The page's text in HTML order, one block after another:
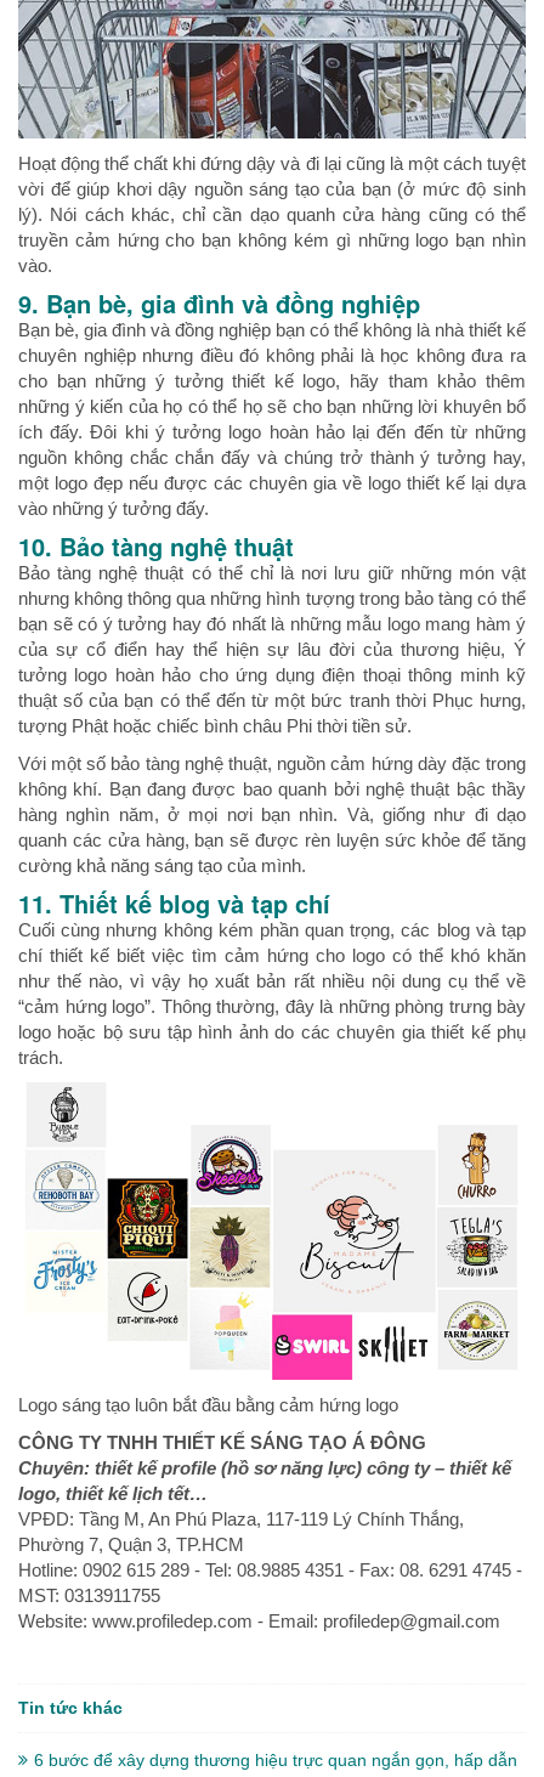
Hoạt động thể chất khi đứng dậy và đi lại cũng là một cách tuyệt
vời để giúp khơi dậy nguồn sáng tạo của bạn (ở mức độ sinh
lý). Nói cách khác, chỉ cần dạo quanh cửa hàng cũng có thể
truyền cảm hứng cho bạn không kém gì những logo bạn nhìn
vào.
9. Bạn bè, gia đình và đồng nghiệp
Bạn bè, gia đình và đồng nghiệp bạn có thể không là nhà thiết kế
chuyên nghiệp nhưng điều đó không phải là học không đưa ra
cho bạn những ý tưởng thiết kế logo, hãy tham khảo thêm
những ý kiến của họ có thể họ sẽ cho bạn những lời khuyên bổ
ích đấy. Đôi khi ý tưởng logo hoàn hảo lại đến đến từ những
nguồn không chắc chắn đấy và chúng trở thành ý tưởng hay,
một logo đẹp nếu được các chuyên gia về logo thiết kế lại dựa
vào những ý tưởng đấy.
10. Bảo tàng nghệ thuật
Bảo tàng nghệ thuật có thể chỉ là nơi lưu giữ những món vật
nhưng không thông qua những hình tượng trong bảo tàng có thể
bạn sẽ có ý tưởng hay đó nhất là những mẫu logo mang hàm ý
của sự cổ điển hay thể hiện sự lâu đời của thương hiệu, Ý
tưởng logo hoàn hảo cho ứng dụng điện thoại thông minh kỹ
thuật số của bạn có thể đến từ một bức tranh thời Phục hưng,
tượng Phật hoặc chiếc bình châu Phi thời tiền sử.
Với một số bảo tàng nghệ thuật, nguồn cảm hứng dày đặc trong
không khí. Bạn đang được bao quanh bởi nghệ thuật bậc thầy
hàng nghìn năm, ở mọi nơi bạn nhìn. Và, giống như đi dạo
quanh các cửa hàng, bạn sẽ được rèn luyện sức khỏe để tăng
cường khả năng sáng tạo của mình.
11. Thiết kế blog và tạp chí
Cuối cùng nhưng không kém phần quan trọng, các blog và tạp
chí thiết kế biết việc tìm cảm hứng cho logo có thể khó khăn
như thế nào, vì vậy họ xuất bản rất nhiều nội dung cụ thể về
“cảm hứng logo”. Thông thường, đây là những phòng trưng bày
logo hoặc bộ sưu tập hình ảnh do các chuyên gia thiết kế phụ
trách.
Logo sáng tạo luôn bắt đầu bằng cảm hứng logo
CÔNG TY TNHH THIẾT KẾ SÁNG TẠO Á ĐÔNG
Chuyên: thiết kế profile (hồ sơ năng lực) công ty – thiết kế
logo, thiết kế lịch tết…
VPĐD: Tầng M, An Phú Plaza, 117-119 Lý Chính Thắng,
Phường 7, Quận 3, TP.HCM
Hotline: 0902 615 289 - Tel: 08.9885 4351 - Fax: 08. 6291 4745 -
MST: 0313911755
Website: www.profiledep.com - Email: profiledep@gmail.com
Tin tức khác
6 bước để xây dựng thương hiệu trực quan ngắn gọn, hấp dẫn